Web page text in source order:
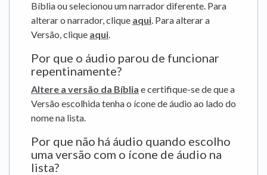
Bíblia ou selecionou um narrador diferente. Para
alterar o narrador, clique aqui . Para alterar a
Versão, clique aqui
Por que o áudio parou de funcionar
repentinamente?
Altere a versão da Bíblia e certifique-se de que a
Versão escolhida tenha o ícone de áudio ao lado do
nome na lista.
Por que não há áudio quando escolho
uma versão com o ícone de áudio na
lista?